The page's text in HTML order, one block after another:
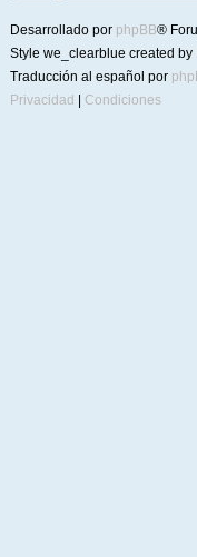
Desarrollado por phpBB®
Style we_clearblue created by
Traducción al español por
Privacidad
Condiciones